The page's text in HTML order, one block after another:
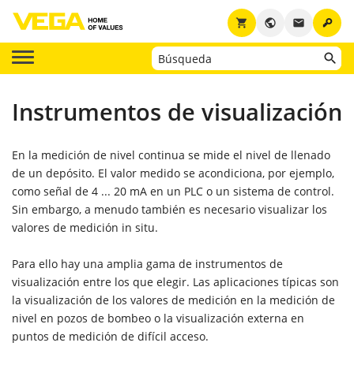
key
email
public
shopping_cart
Instrumentos de visualización
En la medición de nivel continua se mide el nivel de llenado
de un depósito. El valor medido se acondiciona, por ejemplo,
como señal de 4 ... 20 mA en un PLC o un sistema de control.
Sin embargo, a menudo también es necesario visualizar los
valores de medición in situ.
Para ello hay una amplia gama de instrumentos de
visualización entre los que elegir. Las aplicaciones típicas son
la visualización de los valores de medición en la medición de
nivel en pozos de bombeo o la visualización externa en
puntos de medición de difícil acceso.